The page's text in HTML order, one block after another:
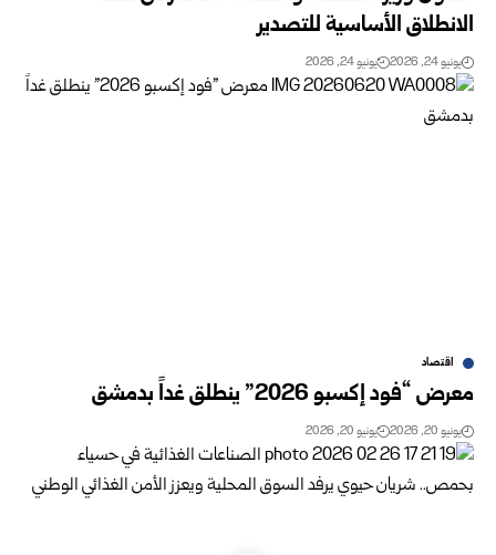
‏الانطلاق الأساسية للتصدير ‏
يونيو 24, 2026 يونيو 24, 2026
اقتصاد
معرض “فود إكسبو 2026” ينطلق غداً بدمشق
يونيو 20, 2026 يونيو 20, 2026